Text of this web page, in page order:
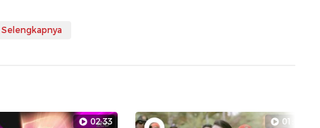
02:33 01:07